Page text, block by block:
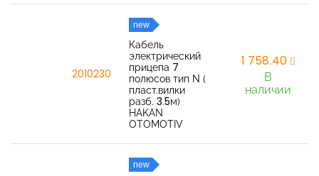
2010230
new
Кабель
электрический
прицепа 7
полюсов тип N (
пласт.вилки
разб. 3.5м)
HAKAN
OTOMOTIV
1 758,40
В
наличии
new